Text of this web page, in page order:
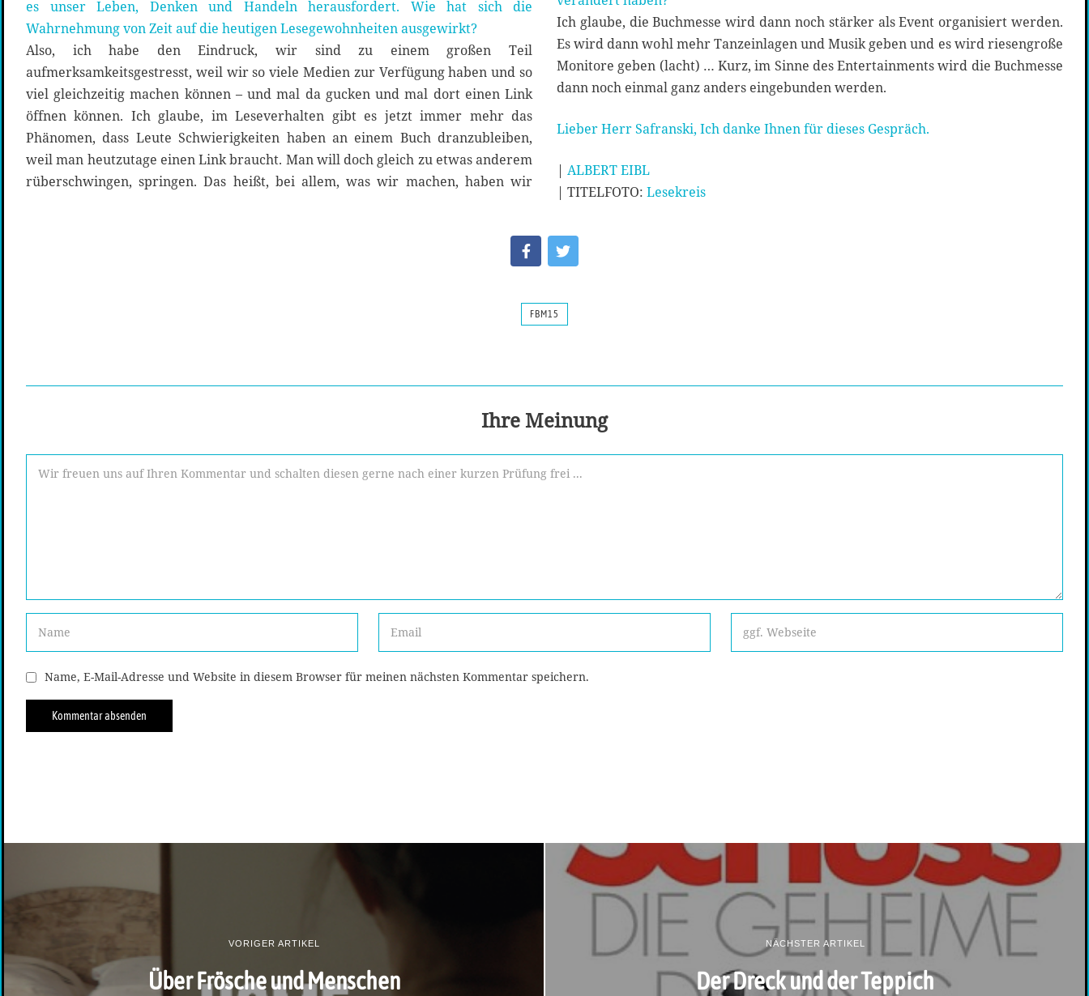
es unser Leben, Denken und Handeln herausfordert. Wie hat sich die
Wahrnehmung von Zeit auf die heutigen Lesegewohnheiten ausgewirkt?
Also, ich habe den Eindruck, wir sind zu einem großen Teil
aufmerksamkeitsgestresst, weil wir so viele Medien zur Verfügung haben und so
viel gleichzeitig machen können – und mal da gucken und mal dort einen Link
öffnen können. Ich glaube, im Leseverhalten gibt es jetzt immer mehr das
Phänomen, dass Leute Schwierigkeiten haben an einem Buch dranzubleiben,
weil man heutzutage einen Link braucht. Man will doch gleich zu etwas anderem
rüberschwingen, springen. Das heißt, bei allem, was wir machen, haben wir
Ich glaube, die Buchmesse wird dann noch stärker als Event organisiert werden.
Es wird dann wohl mehr Tanzeinlagen und Musik geben und es wird riesengroße
Monitore geben (lacht) … Kurz, im Sinne des Entertainments wird die Buchmesse
dann noch einmal ganz anders eingebunden werden.
Lieber Herr Safranski, Ich danke Ihnen für dieses Gespräch.
| ALBERT EIBL
| TITELFOTO: Lesekreis
FBM15
Ihre Meinung
Name, E-Mail-Adresse und Website in diesem Browser für meinen nächsten Kommentar speichern.
VORIGER ARTIKEL
Über Frösche und Menschen
NÄCHSTER ARTIKEL
Der Dreck und der Teppich